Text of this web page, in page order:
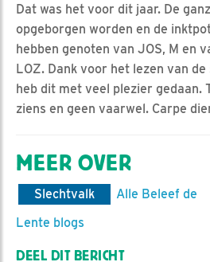
Dat was het voor dit jaar. De
opgeborgen worden en de
hebben genoten van JOS, M en
LOZ. Dank voor het lezen van
heb dit met veel plezier gedaan.
ziens en geen vaarwel. Carpe
MEER OVER
Slechtvalk
Alle Beleef de
Lente blogs
DEEL DIT BERICHT